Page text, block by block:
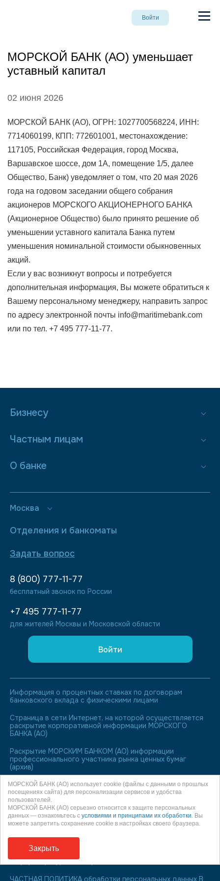
Войти
МОРСКОЙ БАНК (АО) уменьшает
уставный капитал
02 июня 2026
МОРСКОЙ БАНК (АО), ОГРН: 1027700568224, ИНН:
7714060199, КПП: 772601001, местонахождение:
117105, Российская Федерация, город Москва,
Варшавское шоссе, дом 1А, помещение 1/5, далее
Общество, Банк) уведомляет о том, что 20 мая 2026
года на годовом заседании общего собрания
акционеров МОРСКОГО АКЦИОНЕРНОГО БАНКА
(Акционерное Общество) было принято решение об
уменьшении уставного капитала Банка путем
уменьшения номинальной стоимости обыкновенных
акций.
Если у вас возникнут вопросы и потребуется
дополнительная информация, Вы можете обратиться к
Вашему персональному менеджеру, направить запрос
по адресу электронной почты info@maritimebank.com
или по тел. +7 495 777-11-77.
Бизнесу
Частным лицам
О банке
Москва
Отделения и банкоматы
Задать вопрос
8 (800) 777-11-77
бесплатный звонок по России
+7 495 777-11-77
для жителей Москвы и Московской области
Войти
Информация о процентных ставках по договорам
банковского вклада с физическими лицами
Страница в сети Интернет, на которой осуществляется
раскрытие корпоративной информации МОРСКОГО
БАНКА (АО)
Раскрытие МОРСКИМ БАНКОМ (АО) информации
профессионального участника рынка ценных бумаг
(архив)
Лицо, ответственное за полноту, достоверность и
актуальность публикуемых на Web-сайте сведений
МОРСКОЙ БАНК является участником системы
обязательного страхования вкладов
О праве направления обращения к финансовому
уполномоченному
Информация для заемщиков
ЧАСТНАЯ ПОЛИТИКА обработки персональных данных В
МОРСКОЙ БАНК (АО) использует cookie (файлы с данными о прошлых
посещениях сайта) для персонализации сервисов и удобства
пользователей.
МОРСКОЙ БАНК (АО) серьезно относится к защите персональных
данных — ознакомьтесь с условиями и принципами их обработки . Вы
можете запретить сохранение cookie в настройках своего браузера.
Закрыть